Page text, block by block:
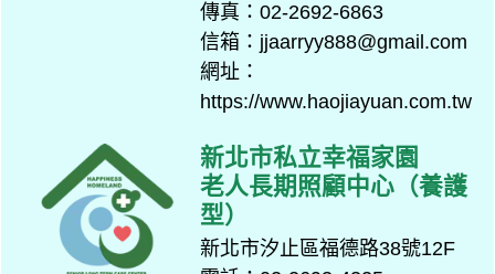
傳真：02-2692-6863
信箱：jjaarryy888@gmail.com
網址：
https://www.haojiayuan.com.tw
新北市私立幸福家園
老人長期照顧中心（養護
型）
新北市汐止區福德路38號12F